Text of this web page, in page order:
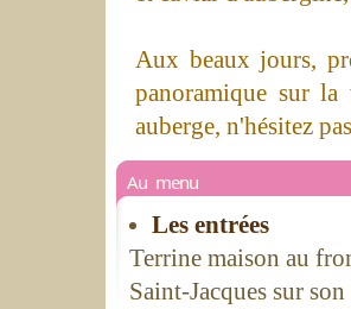
Aux beaux jours,
panoramique sur
auberge, n'hésitez
Au menu
Les entrées
Terrine maison au
Saint-Jacques sur